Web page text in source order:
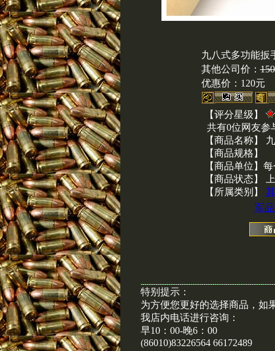
九八式多功能扳
其他公司价：
优惠价： 120元
【评分星级】
共有0位网友参
【商品名称】
【商品规格】
【商品单位】
【商品状态】
【所属类别】
军
特别提示：
为方便您更好的选择商品，如
我店内电话进行咨询：
早10：00-晚6：00
(86010)83226564 66172489